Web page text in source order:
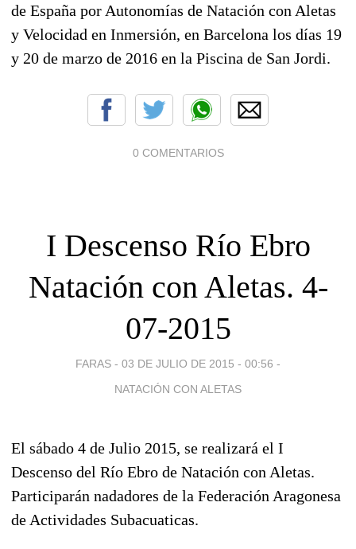
de España por Autonomías de Natación con Aletas
y Velocidad en Inmersión, en Barcelona los días 19
y 20 de marzo de 2016 en la Piscina de San Jordi.
0 COMENTARIOS
I Descenso Río Ebro
Natación con Aletas. 4-
07-2015
FARAS - 03 DE JULIO DE 2015 - 00:56 -
NATACIÓN CON ALETAS
El sábado 4 de Julio 2015, se realizará el I
Descenso del Río Ebro de Natación con Aletas.
Participarán nadadores de la Federación Aragonesa
de Actividades Subacuaticas.